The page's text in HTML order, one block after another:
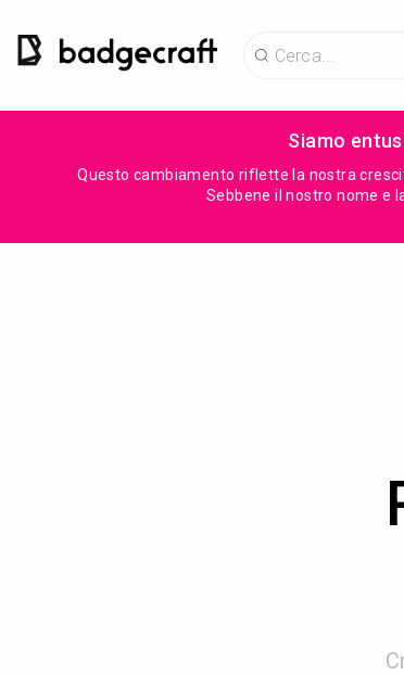
Siamo
Questo cambiamento riflette la nostra
Sebbene il nostro nome e